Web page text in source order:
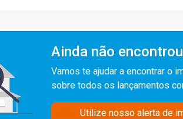
Ainda não
Vamos te ajudar a encontrar o
sobre todos os lançamentos
Utilize nosso alerta de